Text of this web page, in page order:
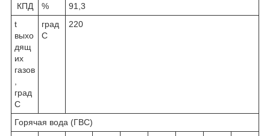
КПД %
91,3
t
выхо
дящ
их
газов
град
С
град
С
220
Горячая вода (ГВС)